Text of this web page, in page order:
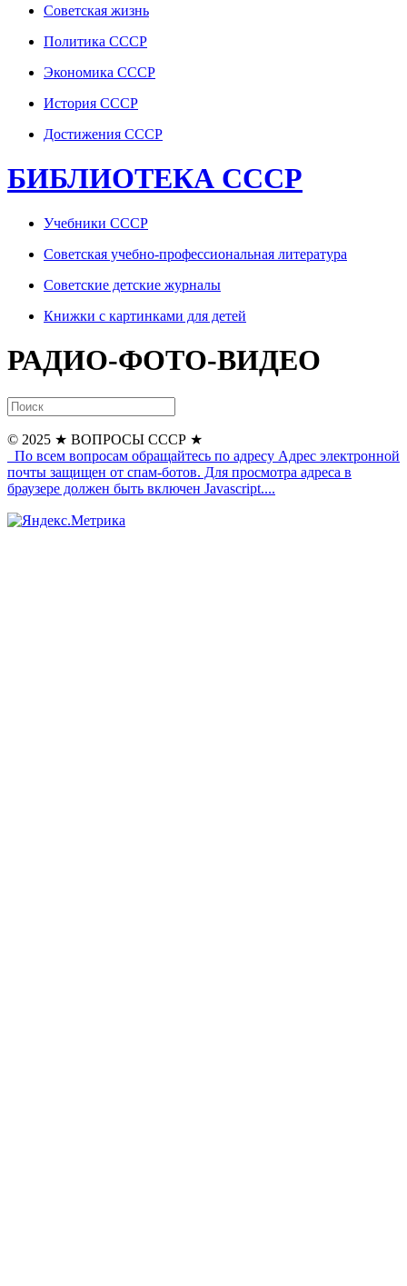
Советская жизнь
Политика СССР
Экономика СССР
История СССР
Достижения СССР
БИБЛИОТЕКА СССР
Учебники СССР
Советская учебно-профессиональная литература
Советские детские журналы
Книжки с картинками для детей
РАДИО-ФОТО-ВИДЕО
© 2025 ★ ВОПРОСЫ СССР ★
По всем вопросам обращайтесь по адресу Адрес электронной
почты защищен от спам-ботов. Для просмотра адреса в
браузере должен быть включен Javascript....